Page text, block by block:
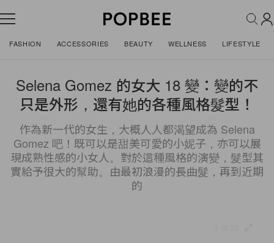
FASHION ACCESSORIES BEAUTY WELLNESS LIFESTYLE
Selena Gomez 的女大 18 變：變的不
只是外形，還有她的各種風格髮型！
作為新一代的女生，大概人人都渴望成為 Selena
Gomez 吧！既可以是甜美可愛的小妮子，亦可以展
現成熟性感的小女人。對於這種風格的演變，髮型其
實給予很大的幫助。由最初浪漫的長曲髮，再到近期
的